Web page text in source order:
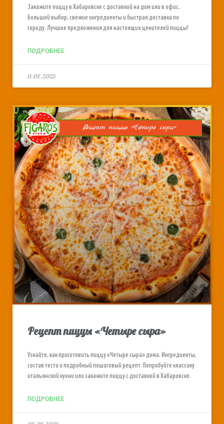
Закажите пиццу в Хабаровске с доставкой на дом или в офис.
Большой выбор, свежие ингредиенты и быстрая доставка по
городу. Лучшие предложения для настоящих ценителей пиццы!
ПОДРОБНЕЕ
11.06.2025
Рецепт пиццы «Четыре сыра»
Узнайте, как приготовить пиццу «Четыре сыра» дома. Ингредиенты,
состав теста и подробный пошаговый рецепт. Попробуйте классику
итальянской кухни или закажите пиццу с доставкой в Хабаровске.
ПОДРОБНЕЕ